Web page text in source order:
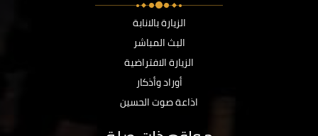
الزيارة بالانابة
البث المباشر
الزيارة الافتراضية
أوراد وأذكار
اذاعة صوت الحسين